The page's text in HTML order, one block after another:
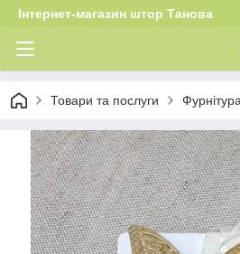
Інтернет-магазин штор Танова
Товари та послуги